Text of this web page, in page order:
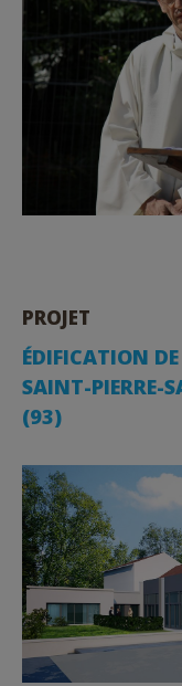
PROJET
ÉDIFICATION
SAINT-PIERRE-
(93)